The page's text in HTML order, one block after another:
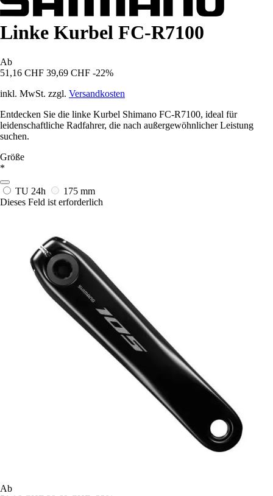
Linke Kurbel FC-R7100
Ab
51,16 CHF 39,69 CHF -22%
inkl. MwSt. zzgl. Versandkosten
Entdecken Sie die linke Kurbel Shimano FC-R7100, ideal für
leidenschaftliche Radfahrer, die nach außergewöhnlicher Leistung
suchen.
Größe
*
TU 24h
175 mm
Dieses Feld ist erforderlich
Ab